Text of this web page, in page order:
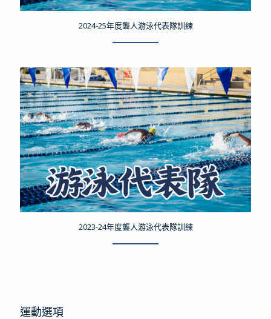
2024-25年度聾人游泳代表隊訓練
2023-24年度聾人游泳代表隊訓練
運動選項